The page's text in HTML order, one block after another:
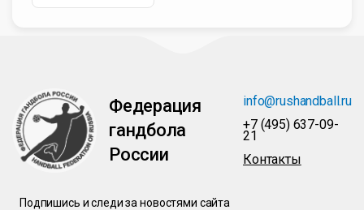
Федерация
гандбола
России
info@rushandball.ru
+7 (495) 637-09-
21
Контакты
Подпишись и следи за новостями сайта